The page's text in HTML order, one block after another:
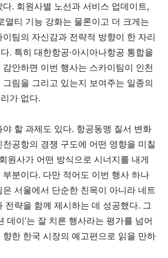
. 회원사별 노선과 서비스 업데이트,
열티 기능 강화는 물론이고 더 크게는
팀의 자신감과 전략적 방향이 한 자리
. 특히 대한항공·아시아나항공 통합을
안하면 이번 행사는 스카이팀이 인천
림을 그리고 있는지 보여주는 일종의
가 없다.
할 과제도 있다. 항공동맹 질서 변화
공항의 경쟁 구도에 어떤 영향을 미칠
원사가 어떤 방식으로 시너지를 내게
분이다. 다만 적어도 이번 행사 하나
서울에서 단순한 친목이 아니라 네트
전략을 함께 제시하는 데 성공했다. 그
데이’는 잘 치른 행사라는 평가를 넘어
한 한국 시장의 예고편으로 읽을 만하